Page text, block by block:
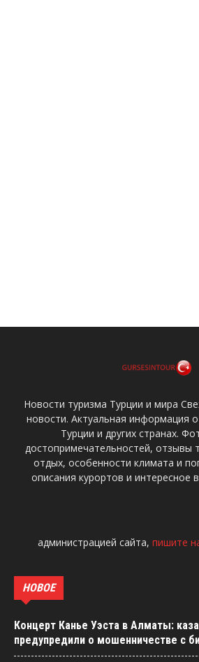
Новости туризма Турции и мира
новости. Актуальная информация
Турции и других странах.
достопримечательностей, отзывы
отдых, особенности климата и
описания курортов и интересное
администрацией сайта, пишите
НОВОЕ
Концерт Канье Уэста в Алматы:
предупредили о мошенничестве с